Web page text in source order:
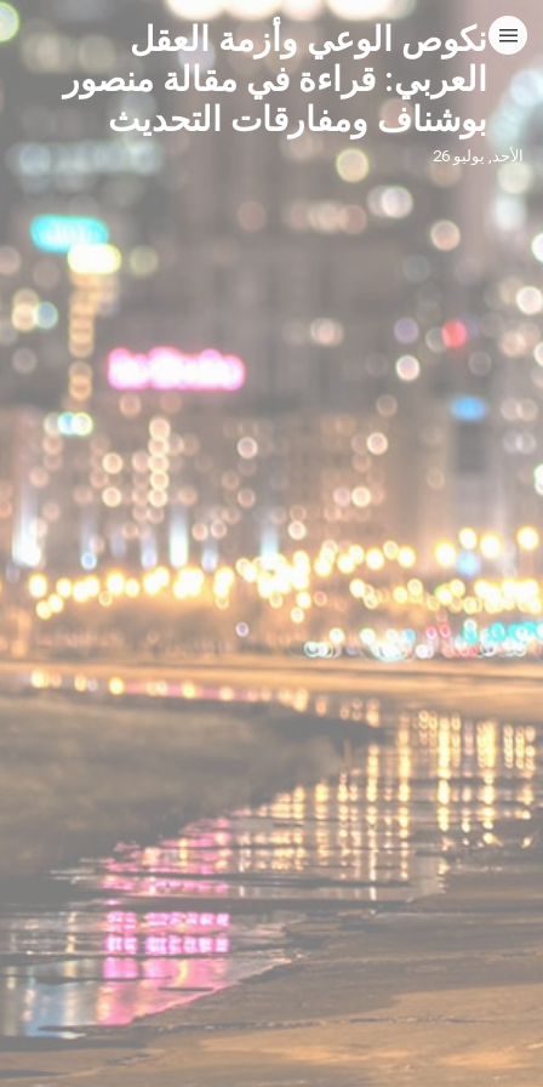
نكوص الوعي وأزمة العقل
العربي: قراءة في مقالة منصور
بوشناف ومفارقات التحديث
الأحد, يوليو 26
HOME
CATEGORIES
GO TO
VISIT WEBSITE